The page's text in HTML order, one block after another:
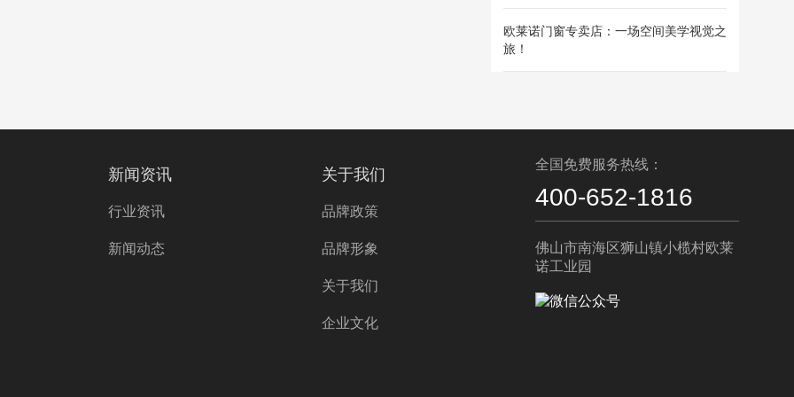
欧莱诺门窗专卖店：一场空间美学视觉之
旅！
新闻资讯
行业资讯
新闻动态
关于我们
品牌政策
品牌形象
关于我们
企业文化
全国免费服务热线：
400-652-1816
佛山市南海区狮山镇小榄村欧莱
诺工业园